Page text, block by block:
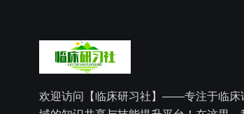
欢迎访问【临床研习社】——专注于临床